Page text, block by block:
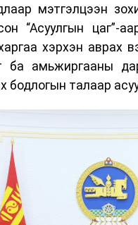
мэтгэлцээн
“Асуулгын цаг”-
хэрхэн аврах
ба амьжиргааны
бодлогын талаар